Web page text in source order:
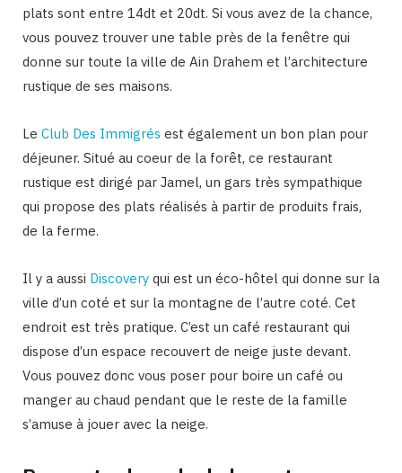
plats sont entre 14dt et 20dt. Si vous avez de la chance,
vous pouvez trouver une table près de la fenêtre qui
donne sur toute la ville de Ain Drahem et l’architecture
rustique de ses maisons.
Le Club Des Immigrés est également un bon plan pour
déjeuner. Situé au coeur de la forêt, ce restaurant
rustique est dirigé par Jamel, un gars très sympathique
qui propose des plats réalisés à partir de produits frais,
de la ferme.
Il y a aussi Discovery qui est un éco-hôtel qui donne sur la
ville d’un coté et sur la montagne de l’autre coté. Cet
endroit est très pratique. C’est un café restaurant qui
dispose d’un espace recouvert de neige juste devant.
Vous pouvez donc vous poser pour boire un café ou
manger au chaud pendant que le reste de la famille
s’amuse à jouer avec la neige.